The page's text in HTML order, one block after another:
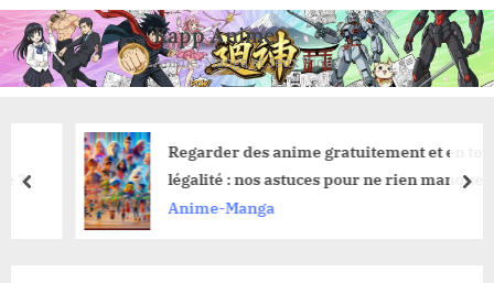
Skip
to
content
Kapp Anime
Anime, Manga et Jeux Vidéo
Regarder des anime gratuitement et en toute
légalité : nos astuces pour ne rien manquer
Anime-Manga
prev